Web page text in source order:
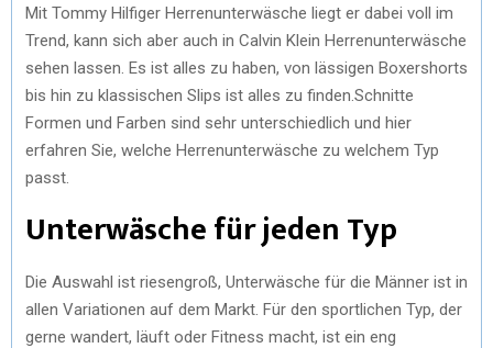
Mit Tommy Hilfiger Herrenunterwäsche liegt er dabei voll im
Trend, kann sich aber auch in Calvin Klein Herrenunterwäsche
sehen lassen. Es ist alles zu haben, von lässigen Boxershorts
bis hin zu klassischen Slips ist alles zu finden.Schnitte
Formen und Farben sind sehr unterschiedlich und hier
erfahren Sie, welche Herrenunterwäsche zu welchem Typ
passt.
Unterwäsche für jeden Typ
Die Auswahl ist riesengroß, Unterwäsche für die Männer ist in
allen Variationen auf dem Markt. Für den sportlichen Typ, der
gerne wandert, läuft oder Fitness macht, ist ein eng